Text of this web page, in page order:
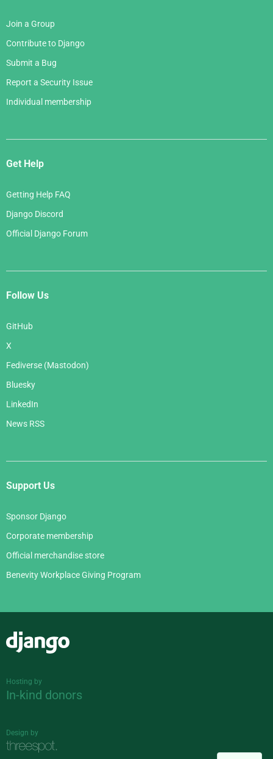
Join a Group
Contribute to Django
Submit a Bug
Report a Security Issue
Individual membership
Get Help
Getting Help FAQ
Django Discord
Official Django Forum
Follow Us
GitHub
X
Fediverse (Mastodon)
Bluesky
LinkedIn
News RSS
Support Us
Sponsor Django
Corporate membership
Official merchandise store
Benevity Workplace Giving Program
Hosting by
In-kind donors
Design by